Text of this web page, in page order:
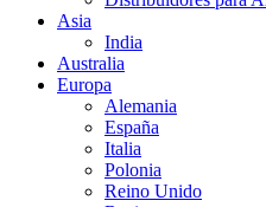
Asia
India
Australia
Europa
Alemania
España
Italia
Polonia
Reino Unido